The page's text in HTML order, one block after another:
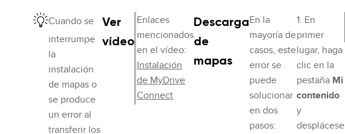
Cuando se
interrumpe
la
instalación
de mapas o
se produce
un error al
transferir los
Ver
vídeo
Enlaces
mencionados
en el vídeo:
Instalación
de MyDrive
Connect
Descarga
de
mapas
En la
mayoría de
casos, este
error se
puede
solucionar
en dos
pasos:
1. En
primer
lugar, haga
clic en la
pestaña Mi
contenido
y
desplácese